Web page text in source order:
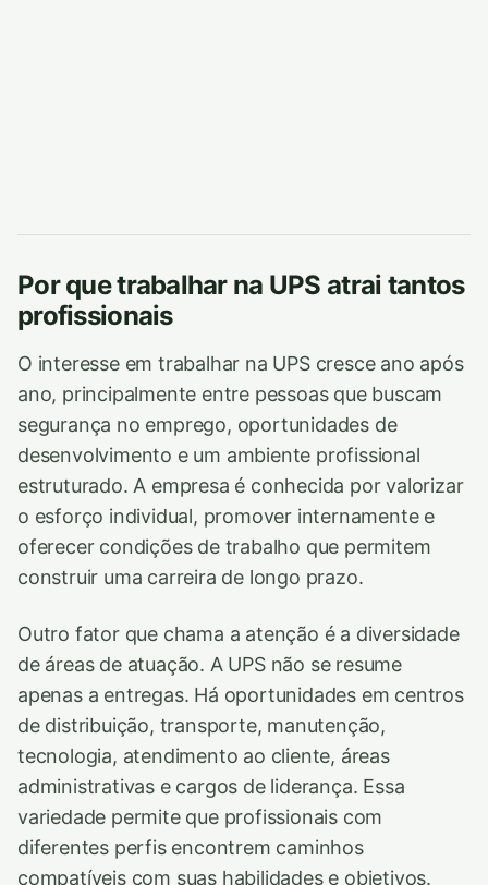
Por que trabalhar na UPS atrai tantos
profissionais
O interesse em trabalhar na UPS cresce ano após
ano, principalmente entre pessoas que buscam
segurança no emprego, oportunidades de
desenvolvimento e um ambiente profissional
estruturado. A empresa é conhecida por valorizar
o esforço individual, promover internamente e
oferecer condições de trabalho que permitem
construir uma carreira de longo prazo.
Outro fator que chama a atenção é a diversidade
de áreas de atuação. A UPS não se resume
apenas a entregas. Há oportunidades em centros
de distribuição, transporte, manutenção,
tecnologia, atendimento ao cliente, áreas
administrativas e cargos de liderança. Essa
variedade permite que profissionais com
diferentes perfis encontrem caminhos
compatíveis com suas habilidades e objetivos.